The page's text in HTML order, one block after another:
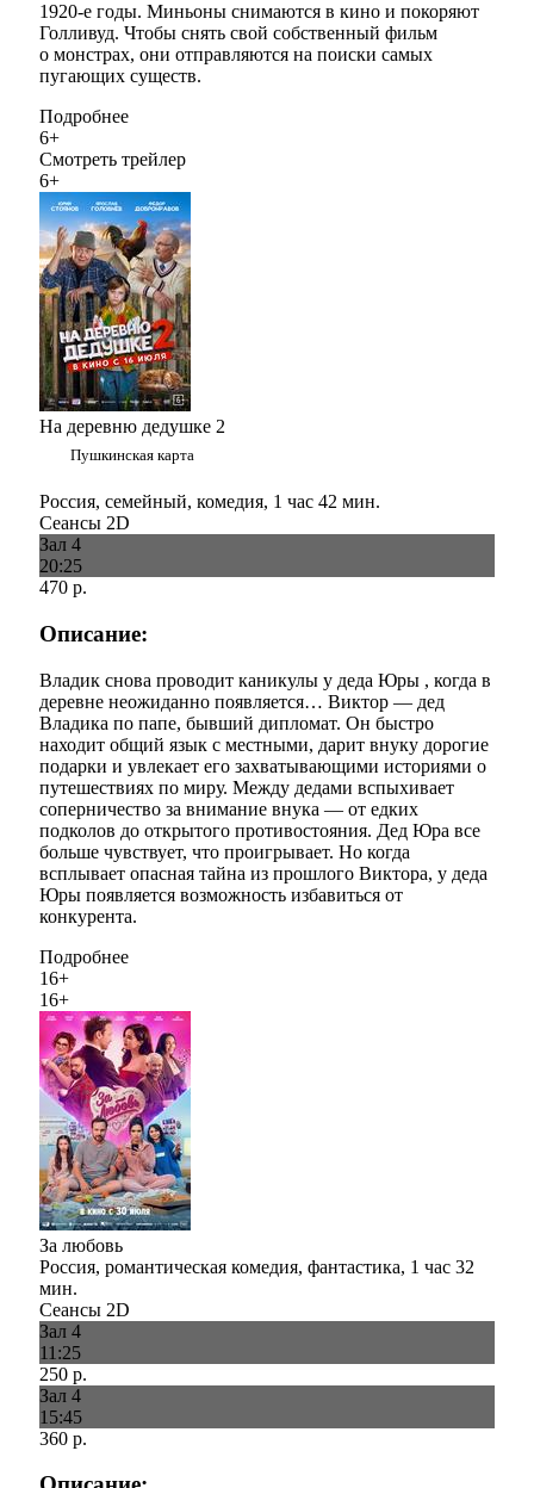
​1920-е годы. Миньоны снимаются в кино и покоряют
Голливуд. Чтобы снять свой собственный фильм
о монстрах, они отправляются на поиски самых
пугающих существ.​
Подробнее
6+
Смотреть трейлер
6+
На деревню дедушке 2
Пушкинская карта
Россия, семейный, комедия, 1 час 42 мин.
Сеансы 2D
Зал 4
20:25
470 р.
Описание:
Владик снова проводит каникулы у деда Юры , когда в
деревне неожиданно появляется… Виктор — дед
Владика по папе, бывший дипломат. Он быстро
находит общий язык с местными, дарит внуку дорогие
подарки и увлекает его захватывающими историями о
путешествиях по миру. Между дедами вспыхивает
соперничество за внимание внука — от едких
подколов до открытого противостояния. Дед Юра все
больше чувствует, что проигрывает. Но когда
всплывает опасная тайна из прошлого Виктора, у деда
Юры появляется возможность избавиться от
конкурента.
Подробнее
16+
16+
За любовь
Россия, романтическая комедия, фантастика, 1 час 32
мин.
Сеансы 2D
Зал 4
11:25
250 р.
Зал 4
15:45
360 р.